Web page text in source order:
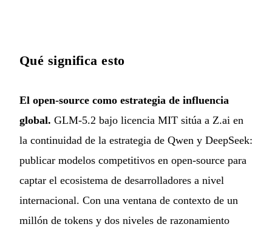
Qué significa esto
El open-source como estrategia de influencia
global. GLM-5.2 bajo licencia MIT sitúa a Z.ai en
la continuidad de la estrategia de Qwen y DeepSeek:
publicar modelos competitivos en open-source para
captar el ecosistema de desarrolladores a nivel
internacional. Con una ventana de contexto de un
millón de tokens y dos niveles de razonamiento